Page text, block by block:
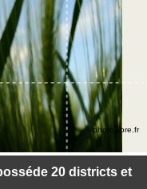
20 districts et
©photo-libre.fr